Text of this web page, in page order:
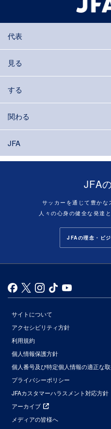
代表
見る
する
関わる
JFA
JFA
サッカーを通じて豊かな
人々の心身の健全な発達
JFAの理念・ビ
サイトについて
アクセシビリティ方針
利用規約
個人情報保護方針
個人番号及び特定個人情報の適正な
プライバシーポリシー
JFAカスタマーハラスメント対応方針
アーカイブ
メディアの皆様へ